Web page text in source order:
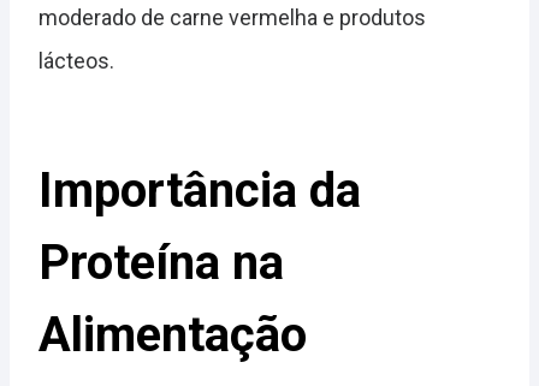
moderado de carne vermelha e produtos
lácteos.
Importância da
Proteína na
Alimentação